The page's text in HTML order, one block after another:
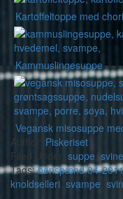
Kartoffeltoppe med
Kammuslingesuppe
Vegansk misosuppe
Author: Piskeriset
Filed Under: suppe,
Tags:benspænd 04-
knoldselleri svampe